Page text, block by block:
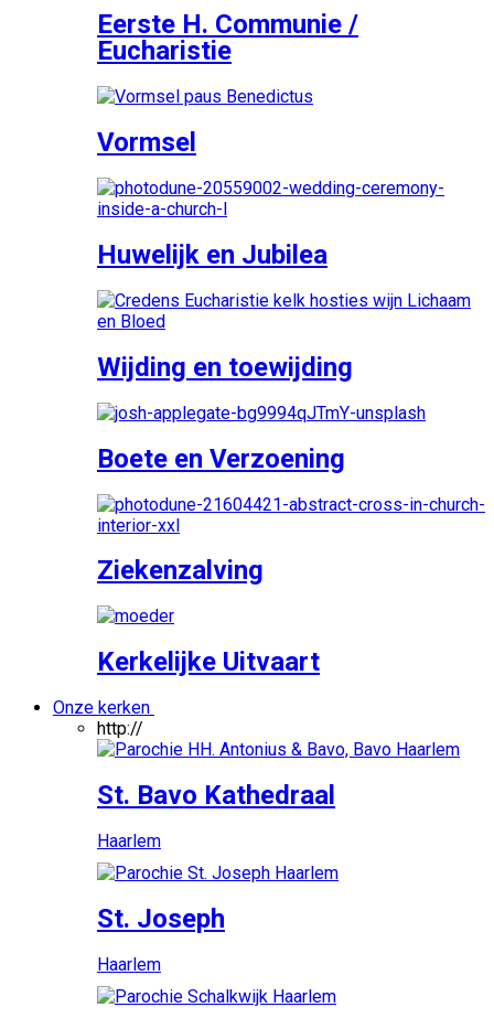
Eerste H. Communie /
Eucharistie
Vormsel
Huwelijk en Jubilea
Wijding en toewijding
Boete en Verzoening
Ziekenzalving
Kerkelijke Uitvaart
Onze kerken
http://
St. Bavo Kathedraal
Haarlem
St. Joseph
Haarlem